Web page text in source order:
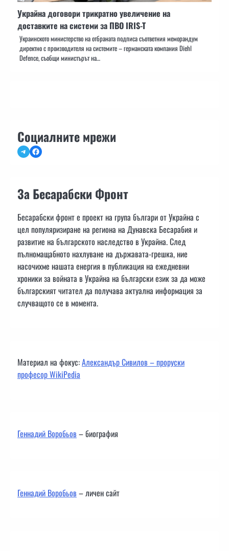
Украйна договори трикратно увеличение на
доставките на системи за ПВО IRIS-T
Украинското министерство на отбраната подписа съответния меморандум
директно с производителя на системите – германската компания Diehl
Defence, съобщи министърът на…
Социалните мрежи
TelegramFacebook
За Бесарабски Фронт
Бесарабски фронт е проект на група българи от Украйна с
цел популяризиране на региона на Дунавска Бесарабия и
развитие на българското наследство в Украйна. След
пълномащабното нахлуване на държавата-грешка, ние
насочихме нашата енергия в публикация на ежедневни
хроники за войната в Украйна на български език за да може
българският читател да получава актуална информация за
случващото се в момента.
Материал на фокус:Александър Сивилов – проруски
професор WikiPedia
Геннадий Воробьов– биография
Геннадий Воробьов– личен сайт